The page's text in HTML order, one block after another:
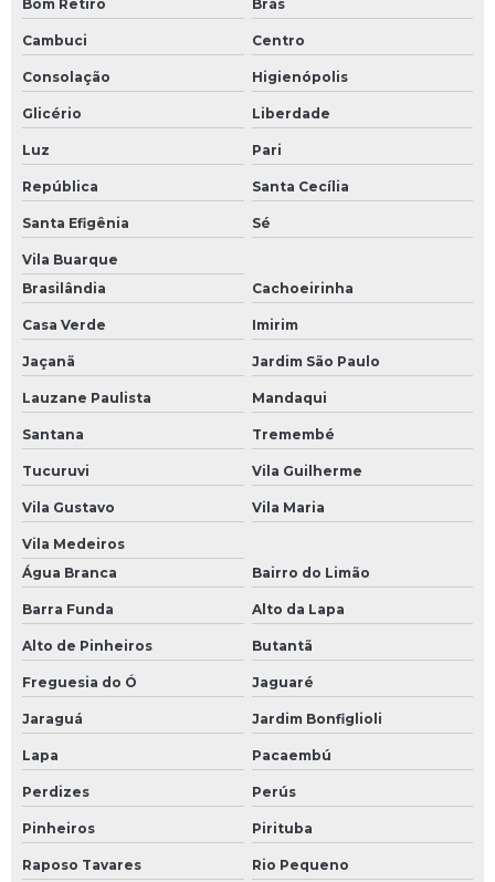
Bom Retiro Brás
Cambuci Centro
Consolação Higienópolis
Glicério Liberdade
Luz Pari
República Santa Cecília
Santa Efigênia Sé
Vila Buarque
Brasilândia
Cachoeirinha
Casa Verde Imirim
Jaçanã Jardim São Paulo
Lauzane Paulista Mandaqui
Santana Tremembé
Tucuruvi Vila Guilherme
Vila Gustavo Vila Maria
Vila Medeiros
Água Branca
Bairro do Limão
Barra Funda Alto da Lapa
Alto de Pinheiros Butantã
Freguesia do Ó Jaguaré
Jaraguá Jardim Bonfiglioli
Lapa Pacaembú
Perdizes Perús
Pinheiros Pirituba
Raposo Tavares Rio Pequeno